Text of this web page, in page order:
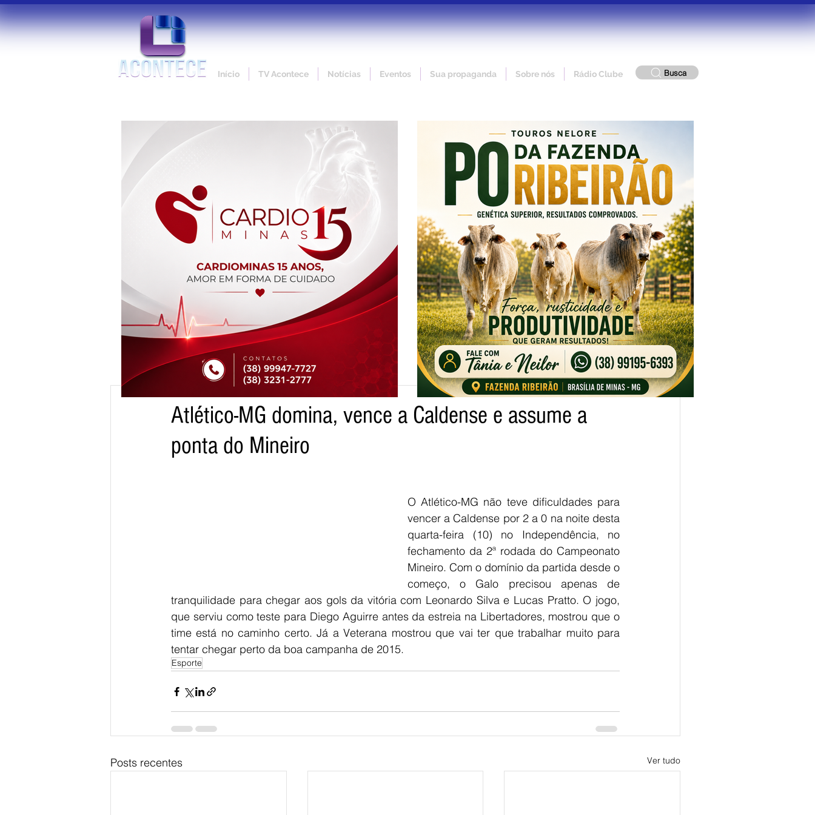
Início TV Acontece Notícias Eventos Sua propaganda Sobre nós Rádio Clube Busca
Atlético-MG domina, vence a Caldense e assume a
ponta do Mineiro
O Atlético-MG não teve dificuldades para
vencer a Caldense por 2 a 0 na noite desta
quarta-feira (10) no Independência, no
fechamento da 2ª rodada do Campeonato
Mineiro. Com o domínio da partida desde o
começo, o Galo precisou apenas de
tranquilidade para chegar aos gols da vitória com Leonardo Silva e Lucas Pratto. O jogo,
que serviu como teste para Diego Aguirre antes da estreia na Libertadores, mostrou que o
time está no caminho certo. Já a Veterana mostrou que vai ter que trabalhar muito para
tentar chegar perto da boa campanha de 2015.
Esporte
Posts recentes Ver tudo
tpo